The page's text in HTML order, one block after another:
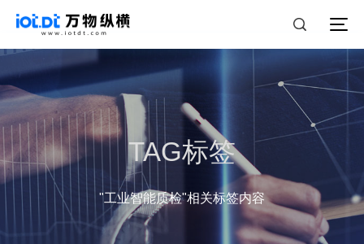
TAG标签
"工业智能质检"相关标签内容